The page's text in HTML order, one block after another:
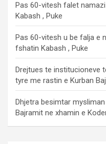
Pas 60-vitesh falet
Kabash , Puke
Pas 60-vitesh u be falja e
fshatin Kabash , Puke
Drejtues te institucioneve
tyre me rastin e Kurban
Dhjetra besimtar
Bajramit ne xhamin e